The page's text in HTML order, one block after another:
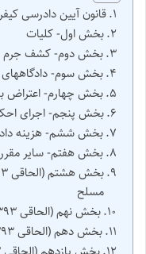
قانون آیین دادرسی
بخش اول- کلیات
بخش دوم- کشف جرم
بخش سوم-
بخش چهارم- اعتراض
بخش پنجم- اجرای
بخش ششم- هزینه
بخش هفتم- سایر
مسلح
بخش نهم (الحاقی ۰۸۰۷۱۳۹۳)- دادرسی الکترونیکی
بخش دهم (الحاقی ۰۸۰۷۱۳۹۳)- آیین دادرسی جرائم رایانه‌ای